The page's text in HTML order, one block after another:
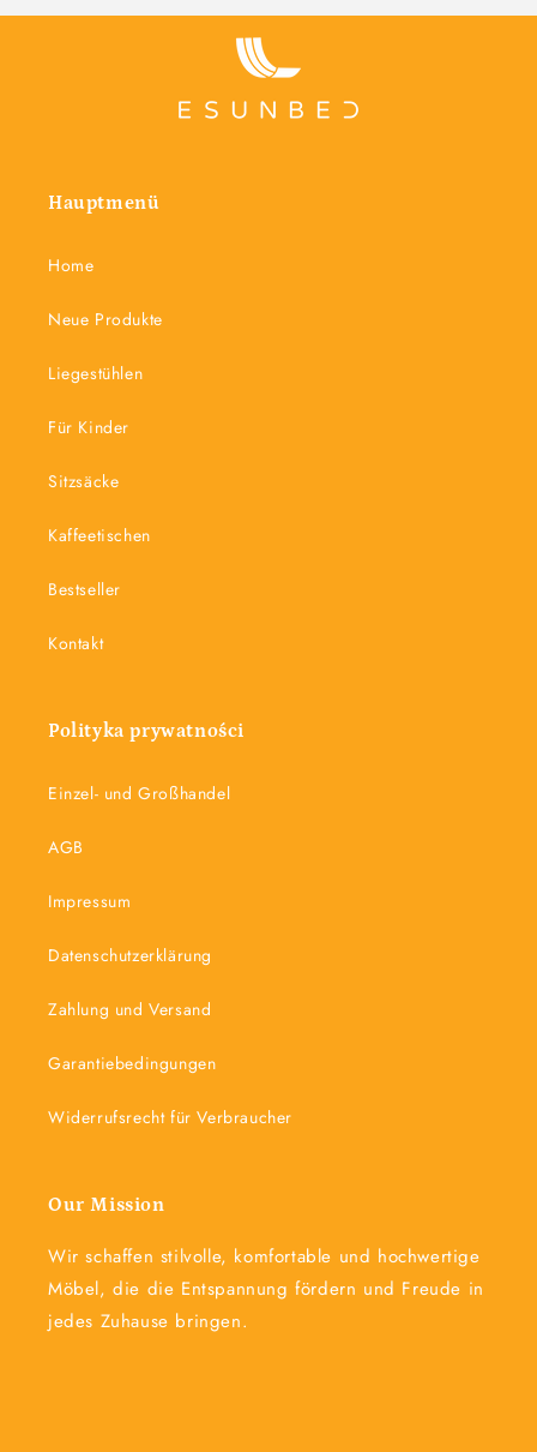
Hauptmenü
Home
Neue Produkte
Liegestühlen
Für Kinder
Sitzsäcke
Kaffeetischen
Bestseller
Kontakt
Polityka prywatności
Einzel- und Großhandel
AGB
Impressum
Datenschutzerklärung
Zahlung und Versand
Garantiebedingungen
Widerrufsrecht für Verbraucher
Our Mission
Wir schaffen stilvolle, komfortable und hochwertige
Möbel, die die Entspannung fördern und Freude in
jedes Zuhause bringen.